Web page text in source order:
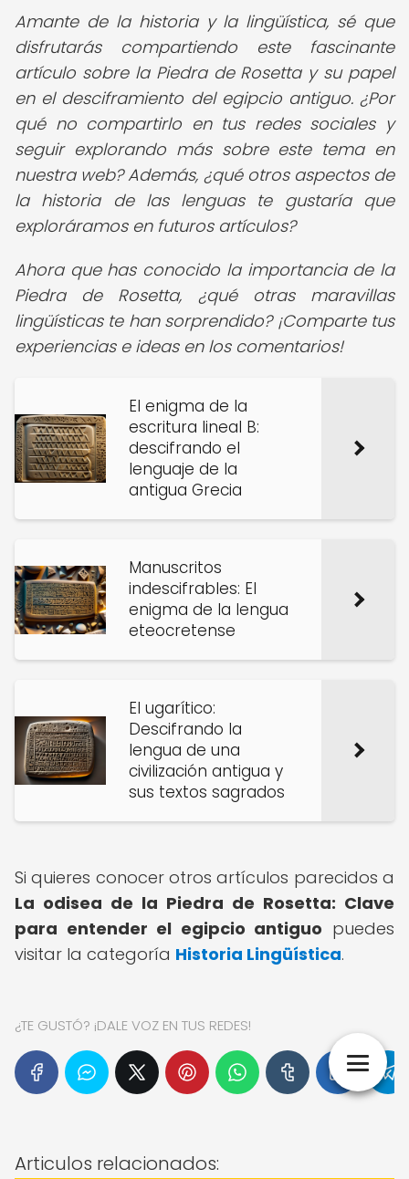
Amante de la historia y la lingüística, sé que
disfrutarás compartiendo este fascinante
artículo sobre la Piedra de Rosetta y su papel
en el desciframiento del egipcio antiguo. ¿Por
qué no compartirlo en tus redes sociales y
seguir explorando más sobre este tema en
nuestra web? Además, ¿qué otros aspectos de
la historia de las lenguas te gustaría que
exploráramos en futuros artículos?
Ahora que has conocido la importancia de la
Piedra de Rosetta, ¿qué otras maravillas
lingüísticas te han sorprendido? ¡Comparte tus
experiencias e ideas en los comentarios!
El enigma de la
escritura lineal B:
descifrando el
lenguaje de la
antigua Grecia
Manuscritos
indescifrables: El
enigma de la lengua
eteocretense
El ugarítico:
Descifrando la
lengua de una
civilización antigua y
sus textos sagrados
Si quieres conocer otros artículos parecidos a
La odisea de la Piedra de Rosetta: Clave
para entender el egipcio antiguo puedes
visitar la categoría Historia Lingüística.
¿TE GUSTÓ? ¡DALE VOZ EN TUS REDES!
Articulos relacionados: